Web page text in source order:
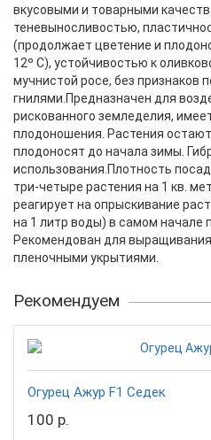
вкусовыми и товарными
теневыносливостью,
(продолжает цветение и
12º С), устойчивостью к
мучнистой росе, без признаков
гнилями.Предназначен для
рискованного земледелия,
плодоношения. Растения
плодоносят до начала зимы.
использования.Плотность
три-четыре растения на 1 кв.
реагирует на опрыскивание
на 1 литр воды) в самом начале
Рекомендован для
пленочными укрытиями.
Рекомендуем
Огурец Ажур F1 Седек
100 р.